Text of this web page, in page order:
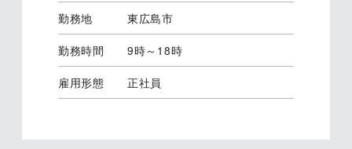
勤務地 東広島市
勤務時間 9時～18時
雇用形態 正社員